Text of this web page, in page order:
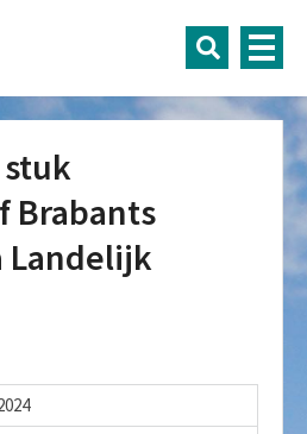
Brabants
Landelijk